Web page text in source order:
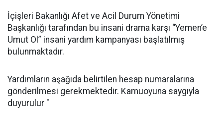
İçişleri Bakanlığı Afet ve Acil Durum Yönetimi
Başkanlığı tarafından bu insani drama karşı “Yemen’e
Umut Ol” insani yardım kampanyası başlatılmış
bulunmaktadır.
Yardımların aşağıda belirtilen hesap numaralarına
gönderilmesi gerekmektedir. Kamuoyuna saygıyla
duyurulur "